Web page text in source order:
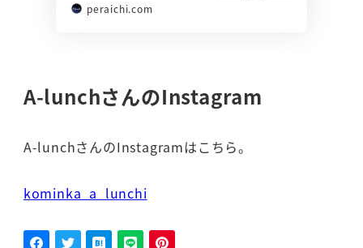
peraichi.com
A-lunchさんのInstagram
A-lunchさんのInstagramはこちら。
kominka_a_lunchi